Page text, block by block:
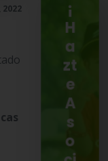
¡
H
a
zt
e
A
s
o